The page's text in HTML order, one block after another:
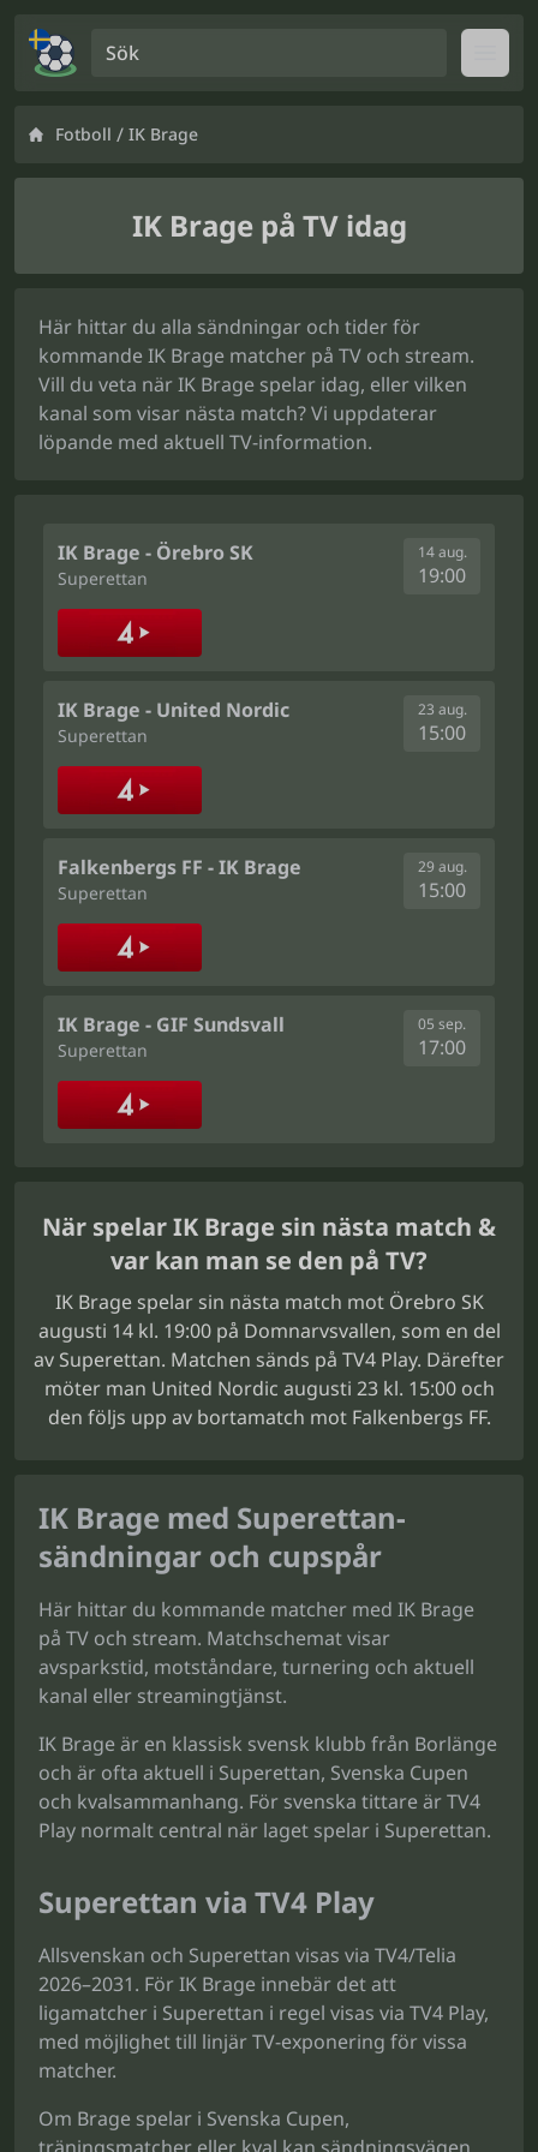
Fotboll / IK Brage
IK Brage på TV idag
Här hittar du alla sändningar och tider för
kommande IK Brage matcher på TV och stream.
Vill du veta när IK Brage spelar idag, eller vilken
kanal som visar nästa match? Vi uppdaterar
löpande med aktuell TV-information.
IK Brage - Örebro SK
Superettan
14 aug.
19:00
IK Brage - United Nordic
Superettan
23 aug.
15:00
Falkenbergs FF - IK Brage
Superettan
29 aug.
15:00
IK Brage - GIF Sundsvall
Superettan
05 sep.
17:00
När spelar IK Brage sin nästa match &
var kan man se den på TV?
IK Brage spelar sin nästa match mot Örebro SK
augusti 14 kl. 19:00 på Domnarvsvallen, som en del
av Superettan. Matchen sänds på TV4 Play. Därefter
möter man United Nordic augusti 23 kl. 15:00 och
den följs upp av bortamatch mot Falkenbergs FF.
IK Brage med Superettan-
sändningar och cupspår
Här hittar du kommande matcher med IK Brage
på TV och stream. Matchschemat visar
avsparkstid, motståndare, turnering och aktuell
kanal eller streamingtjänst.
IK Brage är en klassisk svensk klubb från Borlänge
och är ofta aktuell i Superettan, Svenska Cupen
och kvalsammanhang. För svenska tittare är TV4
Play normalt central när laget spelar i Superettan.
Superettan via TV4 Play
Allsvenskan och Superettan visas via TV4/Telia
2026–2031. För IK Brage innebär det att
ligamatcher i Superettan i regel visas via TV4 Play,
med möjlighet till linjär TV-exponering för vissa
matcher.
Om Brage spelar i Svenska Cupen,